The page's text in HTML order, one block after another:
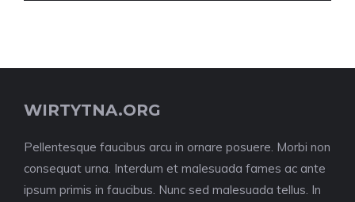
WIRTYTNA.ORG
Pellentesque faucibus arcu in ornare posuere. Morbi non
consequat urna. Interdum et malesuada fames ac ante
ipsum primis in faucibus. Nunc sed malesuada tellus. In